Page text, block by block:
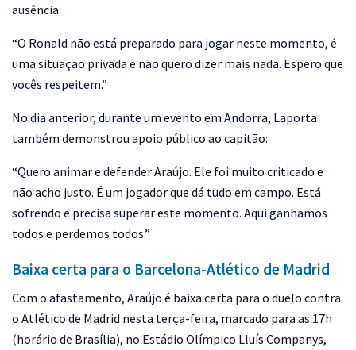
ausência:
“O Ronald não está preparado para jogar neste momento, é
uma situação privada e não quero dizer mais nada. Espero que
vocês respeitem.”
No dia anterior, durante um evento em Andorra, Laporta
também demonstrou apoio público ao capitão:
“Quero animar e defender Araújo. Ele foi muito criticado e
não acho justo. É um jogador que dá tudo em campo. Está
sofrendo e precisa superar este momento. Aqui ganhamos
todos e perdemos todos.”
Baixa certa para o Barcelona-Atlético de Madrid
Com o afastamento, Araújo é baixa certa para o duelo contra
o Atlético de Madrid nesta terça-feira, marcado para as 17h
(horário de Brasília), no Estádio Olímpico Lluís Companys,